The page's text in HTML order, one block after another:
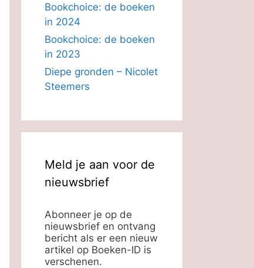
Bookchoice: de boeken
in 2024
Bookchoice: de boeken
in 2023
Diepe gronden – Nicolet
Steemers
Meld je aan voor de
nieuwsbrief
Abonneer je op de
nieuwsbrief en ontvang
bericht als er een nieuw
artikel op Boeken-ID is
verschenen.